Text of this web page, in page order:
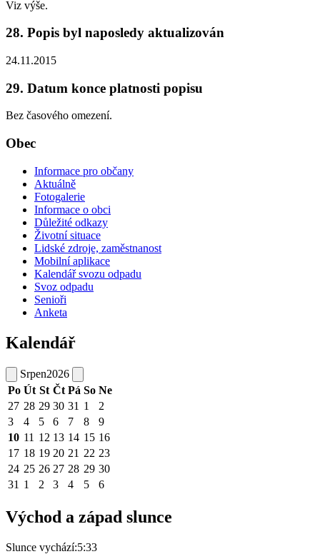
Viz výše.
28. Popis byl naposledy aktualizován
24.11.2015
29. Datum konce platnosti popisu
Bez časového omezení.
Obec
Informace pro občany
Aktuálně
Fotogalerie
Informace o obci
Důležité odkazy
Životní situace
Lidské zdroje, zaměstnanost
Mobilní aplikace
Kalendář svozu odpadu
Svoz odpadu
Senioři
Anketa
Kalendář
Srpen2026
Po Út St Čt Pá So Ne
27 28 29 30 31 1
2
3
4 5 6 7 8
9
10 11 12 13 14 15 16
17 18 19 20 21 22 23
24 25 26 27 28 29 30
31 1 2 3 4 5 6
Východ a západ slunce
Slunce vychází:5:33